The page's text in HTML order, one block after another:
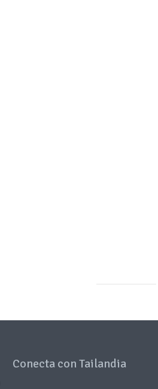
Conecta con Tailandia